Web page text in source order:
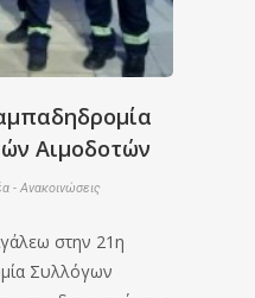
Αιμοδοτών
- Ανακοινώσεις
στην 21η
Συλλόγων